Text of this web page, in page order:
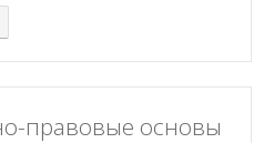
правовые основы